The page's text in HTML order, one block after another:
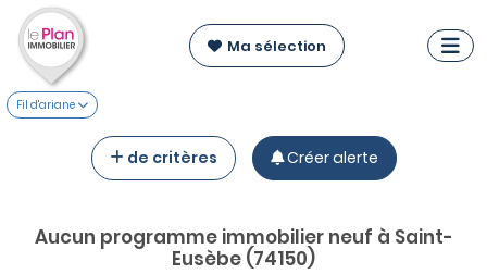
Ma sélection
Fil d'ariane
de critères Créer alerte
Aucun programme immobilier neuf à Saint-
Eusèbe (74150)